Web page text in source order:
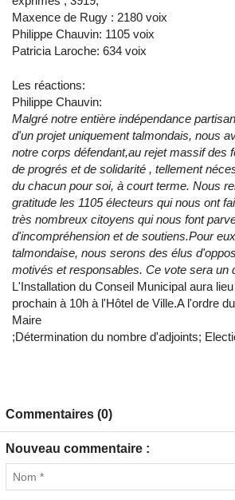
Maxence de Rugy : 2180 voix
Philippe Chauvin: 1105 voix
Patricia Laroche: 634 voix
Les réactions:
Philippe Chauvin:
Malgré notre entière indépendance
d'un projet uniquement talmondais, nous
notre corps défendant,au rejet massif des
de progrés et de solidarité , tellement
du chacun pour soi, à court terme. Nous
gratitude les 1105 électeurs qui nous ont
très nombreux citoyens qui nous font
d'incompréhension et de soutiens.Pour
talmondaise, nous serons des élus
motivés et responsables. Ce vote sera un
L'Installation du Conseil Municipal aura
prochain à 10h à l'Hôtel de Ville.A l'ordre
Maire
;Détermination du nombre d'adjoints;
Commentaires (0)
Nouveau commentaire :